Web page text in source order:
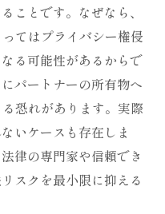
ことです。なぜなら、
てはプライバシー権侵
る可能性があるからで
パートナーの所有物へ
恐れがあります。実際
いケースも存在しま
律の専門家や信頼でき
スクを最小限に抑える